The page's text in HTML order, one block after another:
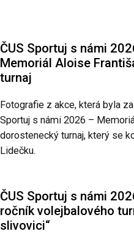
ČUS Sportuj s námi
Memoriál Aloise
turnaj
Fotografie z akce, která byla
Sportuj s námi 2026 –
dorostenecký turnaj, který se
Lidečku.
ČUS Sportuj s námi
ročník volejbalového
slivovici“